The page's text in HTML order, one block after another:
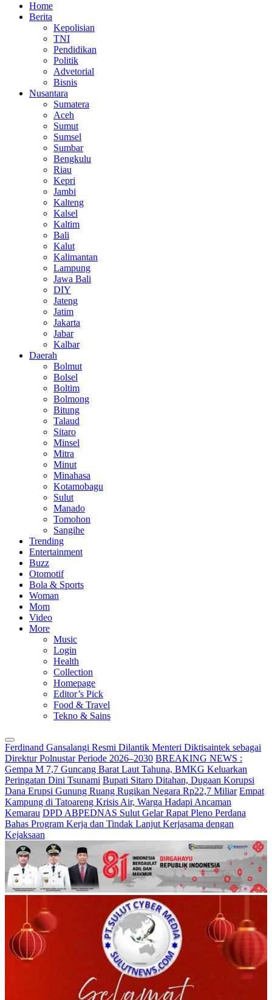
Home
Berita
Kepolisian
TNI
Pendidikan
Politik
Advetorial
Bisnis
Nusantara
Sumatera
Aceh
Sumut
Sumsel
Sumbar
Bengkulu
Riau
Kepri
Jambi
Kalteng
Kalsel
Kaltim
Bali
Kalut
Kalimantan
Lampung
Jawa Bali
DIY
Jateng
Jatim
Jakarta
Jabar
Kalbar
Daerah
Bolmut
Bolsel
Boltim
Bolmong
Bitung
Talaud
Sitaro
Minsel
Mitra
Minut
Minahasa
Kotamobagu
Sulut
Manado
Tomohon
Sangihe
Trending
Entertainment
Buzz
Otomotif
Bola & Sports
Woman
Mom
Video
More
Music
Login
Health
Collection
Homepage
Editor’s Pick
Food & Travel
Tekno & Sains
Ferdinand Gansalangi Resmi Dilantik Menteri Diktisaintek sebagai
Direktur Polnustar Periode 2026–2030 BREAKING NEWS :
Gempa M 7,7 Guncang Barat Laut Tahuna, BMKG Keluarkan
Peringatan Dini Tsunami Bupati Sitaro Ditahan, Dugaan Korupsi
Dana Erupsi Gunung Ruang Rugikan Negara Rp22,7 Miliar Empat
Kampung di Tatoareng Krisis Air, Warga Hadapi Ancaman
Kemarau DPD ABPEDNAS Sulut Gelar Rapat Pleno Perdana
Bahas Program Kerja dan Tindak Lanjut Kerjasama dengan
Kejaksaan